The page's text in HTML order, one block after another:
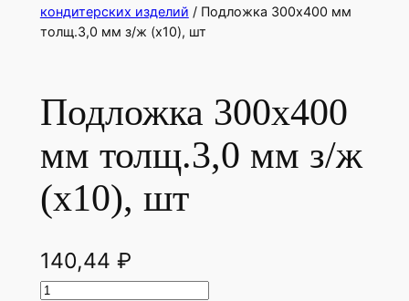
кондитерских изделий / Подложка 300х400 мм
толщ.3,0 мм з/ж (х10), шт
Подложка 300х400
мм толщ.3,0 мм з/ж
(х10), шт
140,44 ₽
К